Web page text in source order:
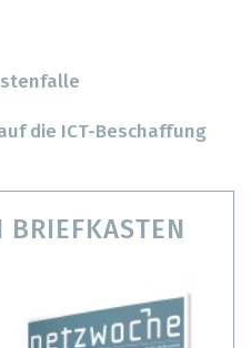
die ICT-Beschaffung